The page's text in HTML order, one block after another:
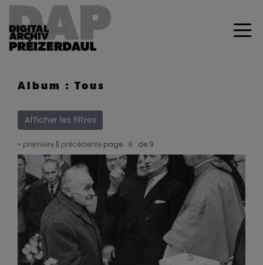
Album : Tous
Afficher les filtres
« première || précédente page de 9